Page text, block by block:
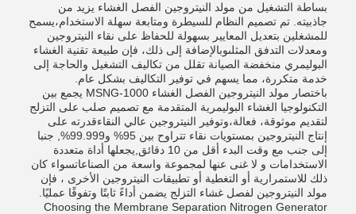
بساطة التشغيل من مولد النيتروجين الفصل الغشاء يزيد من
جاذبيته. تم تصميم النظام للسيطرة ومتابعة سهلة الاستخدام،يسمح
للمشغلين بتعديل المعايير بسهولة للحفاظ على نقاء النيتروجين
ومعدلات التدفق المثلىوبالإضافة إلى ذلك، فإن طبيعة تقنية الغشاء
البوليمري منخفضة الصيانة تقلل من تكاليف التشغيل والحاجة إلى
خدمة متكررة، مما يسهم في توفير التكاليف بشكل عام.
باختصار مولد النيتروجين الفصل الغشاء MSNG-1000 يجمع بين
التكنولوجيا الغشاء البوليمرية المتقدمة مع تصميم صلب على التزلج
لتقديم موثوقة، فعالة،وتوفير النيتروجين عالي النقاءقدرته على
إنتاج النيتروجين بمستويات نقاء تتراوح بين 95% و99.999%, جنبا
إلى جنب مع وقت البدء أقل من 10 دقائق,يجعلها أداة متعددة
الاستخدامات و لا غنى عنها لمجموعة واسعة من الصناعاتسواء كان
ذلك للاستمرارية أو التغطية أو تطبيقات النيتروجين الأخرى ، فإن
مولد النيتروجين لفصل غشاء التزلج يضمن أداءً ثابتًا وتفوقًا عمليًا.
Choosing the Membrane Separation Nitrogen Generator